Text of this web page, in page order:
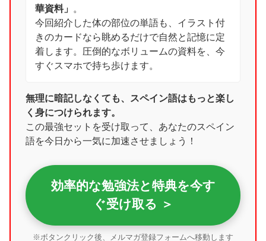
華資料」
。
今回紹介した体の部位の単語も、イラスト付
きのカードなら眺めるだけで自然と記憶に定
着します。圧倒的なボリュームの資料を、今
すぐスマホで持ち歩けます。
無理に暗記しなくても、スペイン語はもっと楽し
く身につけられます。
この最強セットを受け取って、あなたのスペイン
語を今日から一気に加速させましょう！
効率的な勉強法と特典を今す
ぐ受け取る ＞
※ボタンクリック後、メルマガ登録フォームへ移動します